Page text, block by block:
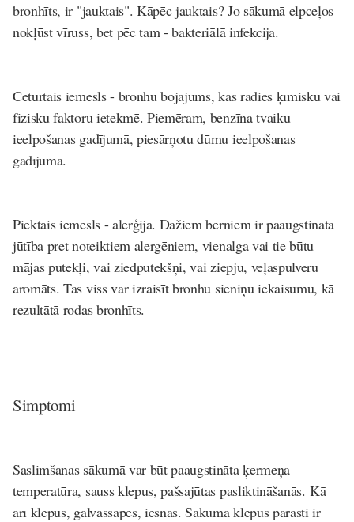
bronhīts, ir "jauktais". Kāpēc jauktais? Jo sākumā elpceļos
nokļūst vīruss, bet pēc tam - bakteriālā infekcija.
Ceturtais iemesls - bronhu bojājums, kas radies ķīmisku vai
fizisku faktoru ietekmē. Piemēram, benzīna tvaiku
ieelpošanas gadījumā, piesārņotu dūmu ieelpošanas
gadījumā.
Piektais iemesls - alerģija. Dažiem bērniem ir paaugstināta
jūtība pret noteiktiem alergēniem, vienalga vai tie būtu
mājas putekļi, vai ziedputekšņi, vai ziepju, veļaspulveru
aromāts. Tas viss var izraisīt bronhu sieniņu iekaisumu, kā
rezultātā rodas bronhīts.
Simptomi
Saslimšanas sākumā var būt paaugstināta ķermeņa
temperatūra, sauss klepus, pašsajūtas pasliktināšanās.Kā
arī klepus, galvassāpes, iesnas. Sākumā klepus parasti ir